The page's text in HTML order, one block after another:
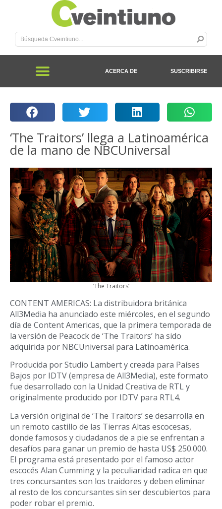
ACERCA DE SUSCRIBIRSE
‘The Traitors’ llega a Latinoamérica
de la mano de NBCUniversal
‘The Traitors’
CONTENT AMERICAS: La distribuidora británica
All3Media ha anunciado este miércoles, en el segundo
día de Content Americas, que la primera temporada de
la versión de Peacock de ‘The Traitors’ ha sido
adquirida por NBCUniversal para Latinoamérica.
Producida por Studio Lambert y creada para Países
Bajos por IDTV (empresa de All3Media), este formato
fue desarrollado con la Unidad Creativa de RTL y
originalmente producido por IDTV para RTL4.
La versión original de ‘The Traitors’ se desarrolla en
un remoto castillo de las Tierras Altas escocesas,
donde famosos y ciudadanos de a pie se enfrentan a
desafíos para ganar un premio de hasta US$ 250.000.
El programa está presentado por el famoso actor
escocés Alan Cumming y la peculiaridad radica en que
tres concursantes son los traidores y deben eliminar
al resto de los concursantes sin ser descubiertos para
poder robar el premio.